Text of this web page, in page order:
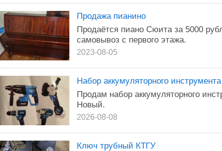
Продажа пианино
Продаётся пиано Сюита за 5000
самовывоз с первого этажа.
2023-08-05
Набор аккумуляторного
Продам набор аккумуляторного
Новый.
2026-08-08
Ключ трубный КТГУ